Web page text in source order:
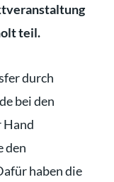
teil.
durch
bei den
Hand
den
haben die